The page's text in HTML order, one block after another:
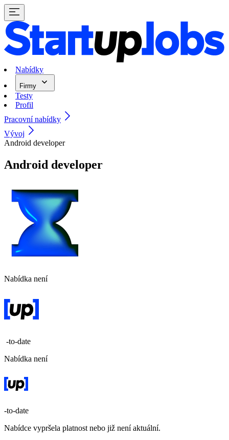
Nabídky
Firmy
Testy
Profil
Pracovní nabídky
Vývoj
Android developer
Android developer
Nabídka není
-to-date
Nabídka není
-to-date
Nabídce vypršela platnost nebo již není aktuální.